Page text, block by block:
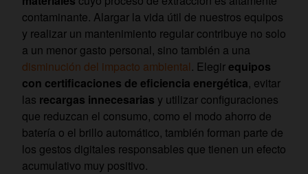
contaminante. Alargar la vida útil de nuestros equipos
y realizar un mantenimiento regular contribuye no solo
a un menor gasto personal, sino también a una
disminución del impacto ambiental. Elegirequipos
con certificaciones de eficiencia energética, evitar
las recargas innecesarias y utilizar configuraciones
que reduzcan el consumo, como el modo ahorro de
batería o el brillo automático, también forman parte de
los gestos digitales responsables que tienen un efecto
acumulativo muy positivo.